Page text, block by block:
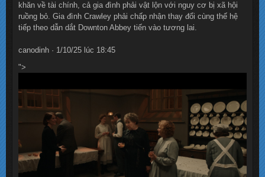
khăn về tài chính, cả gia đình phải vật lộn với nguy cơ bị xã hội
ruồng bỏ. Gia đình Crawley phải chấp nhận thay đổi cùng thế hệ
tiếp theo dẫn dắt Downton Abbey tiến vào tương lai.
canodinh · 1/10/25 lúc 18:45
">